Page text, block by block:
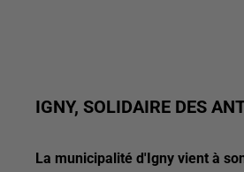
IGNY, SOLIDAIRE DES
La municipalité d'Igny vient à